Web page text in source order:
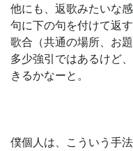
他にも、返歌みたいな
句に下の句を付けて返す
歌合（共通の場所、お
多少強引ではあるけど
きるかなーと。
僕個人は、こういう手